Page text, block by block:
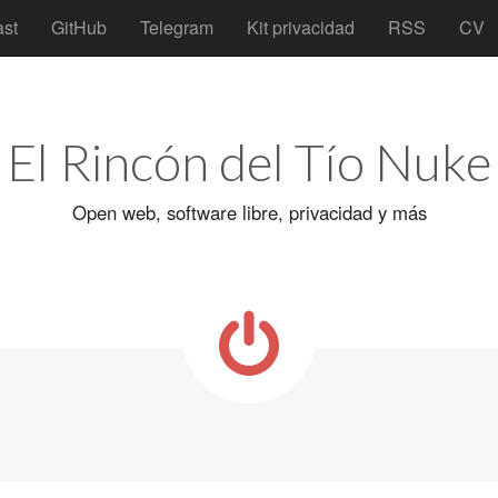
GitHub Telegram Kit privacidad RSS CV
El Rincón del Tío Nuke
Open web, software libre, privacidad y más